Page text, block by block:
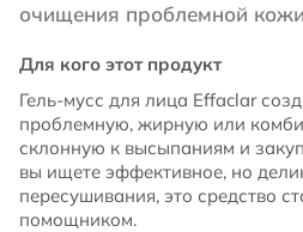
очищения проблемной
Для кого этот продукт
Гель-мусс для лица Effaclar
проблемную, жирную или
склонную к высыпаниям и
вы ищете эффективное, но
пересушивания, это средство
помощником.